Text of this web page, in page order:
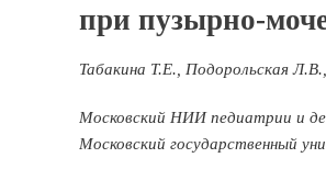
при пузырно-
Табакина Т.Е., Подорольская
Московский НИИ педиатрии и
Московский государственный